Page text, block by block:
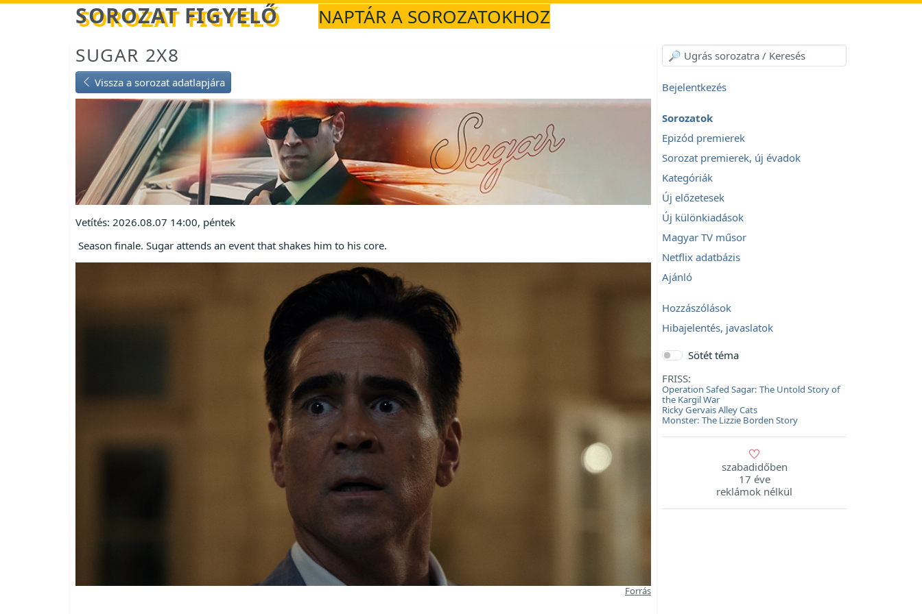
Betöltés... SOROZAT FIGYELŐ
NAPTÁR A SOROZATOKHOZ
SUGAR 2X8
Vissza a sorozat adatlapjára
Vetítés: 2026.08.07 14:00, péntek
Season finale. Sugar attends an event that shakes him to his core.
Forrás
Bejelentkezés
Sorozatok
Epizód premierek
Sorozat premierek, új évadok
Kategóriák
Új előzetesek
Új különkiadások
Magyar TV műsor
Netflix adatbázis
Ajánló
Hozzászólások
Hibajelentés, javaslatok
Sötét téma
FRISS:
Operation Safed Sagar: The Untold Story of
the Kargil War
Ricky Gervais Alley Cats
Monster: The Lizzie Borden Story
szabadidőben
17 éve
reklámok nélkül